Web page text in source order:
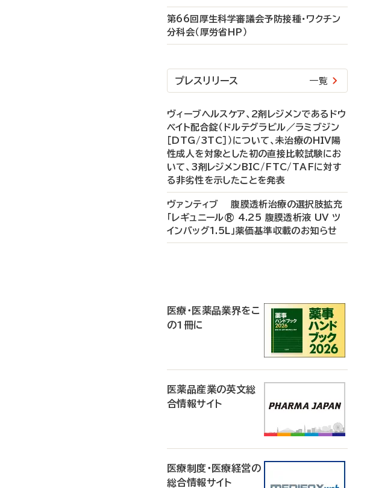
第66回厚生科学審議会予防接種・ワクチン
分科会（厚労省HP）
プレスリリース 一覧
ヴィーブヘルスケア、2剤レジメンであるドウ
ベイト配合錠（ドルテグラビル／ラミブジン
［DTG/3TC］）について、未治療のHIV陽
性成人を対象とした初の直接比較試験にお
いて、3剤レジメンBIC/FTC/TAFに対す
る非劣性を示したことを発表
ヴァンティブ 腹膜透析治療の選択肢拡充
「レギュニール® 4.25 腹膜透析液 UV ツ
インバッグ1.5L」薬価基準収載のお知らせ
医療・医薬品業界をこ
の1冊に
医薬品産業の英文総
合情報サイト
医療制度・医療経営の
総合情報サイト